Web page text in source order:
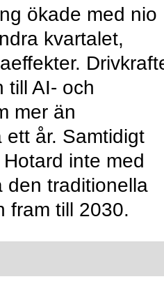
ökade med nio
kvartalet,
till AI- och
mer än
år. Samtidigt
inte med
den traditionella
fram till 2030.